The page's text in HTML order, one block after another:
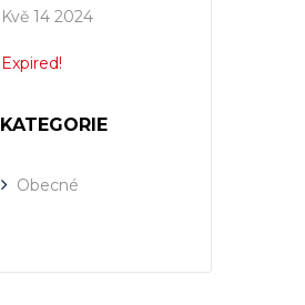
Kvě 14 2024
Expired!
KATEGORIE
Obecné